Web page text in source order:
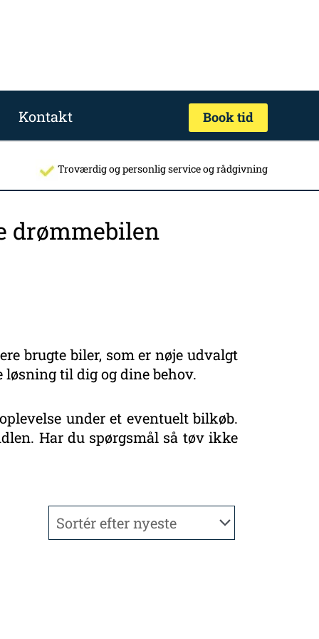
Kontakt Book tid
Troværdig og personlig service og rådgivning
drømmebilen
brugte biler, som er nøje udvalgt
til dig og dine behov.
under et eventuelt bilkøb.
Har du spørgsmål så tøv ikke